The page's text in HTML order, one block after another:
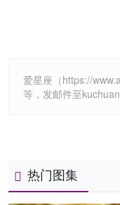
爱星座（https://
等，发邮件至
热门图集